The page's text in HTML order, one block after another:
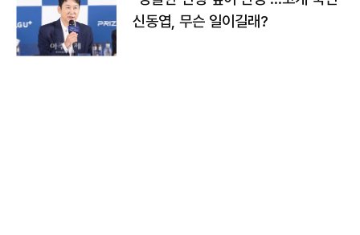
신동엽, 무슨 일이길래?